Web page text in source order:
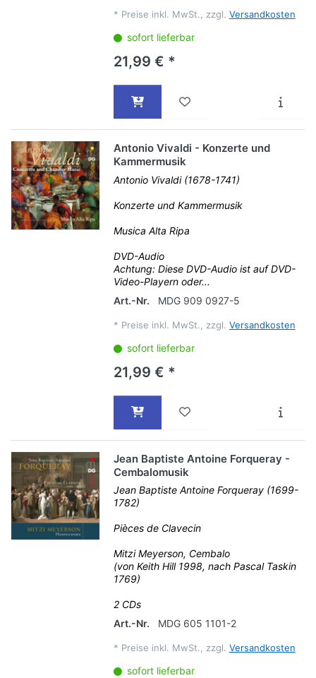
* Preise inkl. MwSt., zzgl. Versandkosten
sofort lieferbar
21,99 € *
Antonio Vivaldi - Konzerte und
Kammermusik
Antonio Vivaldi (1678-1741)
Konzerte und Kammermusik
Musica Alta Ripa
DVD-Audio
Achtung: Diese DVD-Audio ist auf DVD-
Video-Playern oder...
Art.-Nr.
MDG 909 0927-5
* Preise inkl. MwSt., zzgl. Versandkosten
sofort lieferbar
21,99 € *
Jean Baptiste Antoine Forqueray -
Cembalomusik
Jean Baptiste Antoine Forqueray (1699-
1782)
Pièces de Clavecin
Mitzi Meyerson, Cembalo
(von Keith Hill 1998, nach Pascal Taskin
1769)
2 CDs
Art.-Nr.
MDG 605 1101-2
* Preise inkl. MwSt., zzgl. Versandkosten
sofort lieferbar